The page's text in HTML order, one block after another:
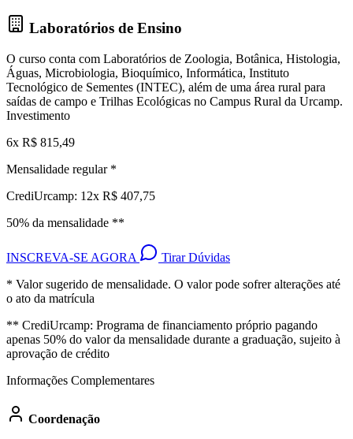
Laboratórios de Ensino
O curso conta com Laboratórios de Zoologia, Botânica, Histologia,
Águas, Microbiologia, Bioquímico, Informática, Instituto
Tecnológico de Sementes (INTEC), além de uma área rural para
saídas de campo e Trilhas Ecológicas no Campus Rural da Urcamp.
Investimento
6x R$ 815,49
Mensalidade regular *
CrediUrcamp: 12x R$ 407,75
50% da mensalidade **
INSCREVA-SE AGORA
Tirar Dúvidas
* Valor sugerido de mensalidade. O valor pode sofrer alterações até
o ato da matrícula
** CrediUrcamp: Programa de financiamento próprio pagando
apenas 50% do valor da mensalidade durante a graduação, sujeito à
aprovação de crédito
Informações Complementares
Coordenação